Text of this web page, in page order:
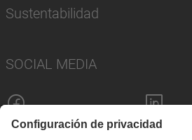
Sustentabilidad
SOCIAL MEDIA